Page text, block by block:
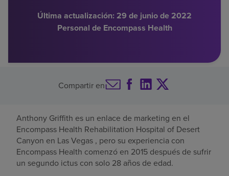
Última actualización: 29 de junio de 2022
Personal de Encompass Health
Compartir en
Anthony Griffith es un enlace de marketing en el
Encompass Health Rehabilitation Hospital of Desert
Canyon en Las Vegas , pero su experiencia con
Encompass Health comenzó en 2015 después de sufrir
un segundo ictus con solo 28 años de edad.